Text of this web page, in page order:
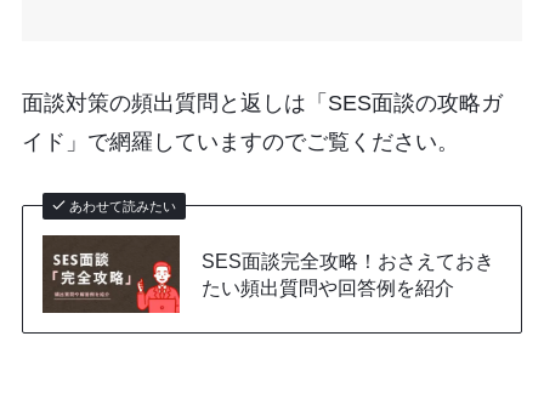
面談対策の頻出質問と返しは「SES面談の攻略ガ
イド」で網羅していますのでご覧ください。
あわせて読みたい
SES面談完全攻略！おさえておき
たい頻出質問や回答例を紹介